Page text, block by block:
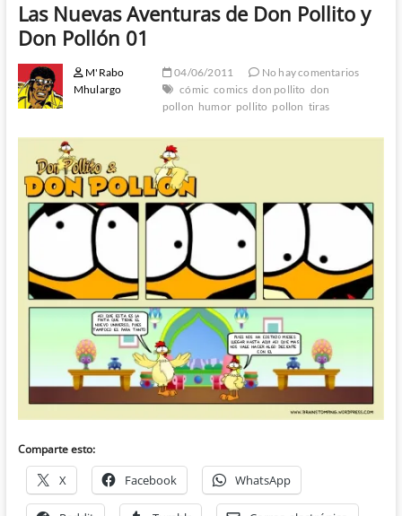
Las Nuevas Aventuras de Don Pollito y
Don Pollón 01
M'Rabo
Mhulargo
04/06/2011
No hay comentarios
cómic comics don pollito don
pollon humor pollito pollon tiras
Comparte esto:
X Facebook WhatsApp